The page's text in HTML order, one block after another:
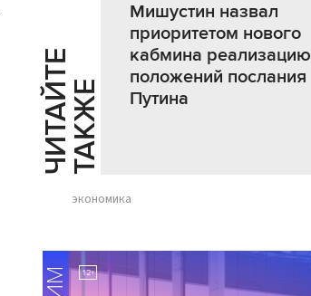
Ч
И
Т
АЙ
Т
Е
Т
А
К
ЖЕ
Мишустин назвал
приоритетом нового
кабмина реализацию
положений послания
Путина
экономика